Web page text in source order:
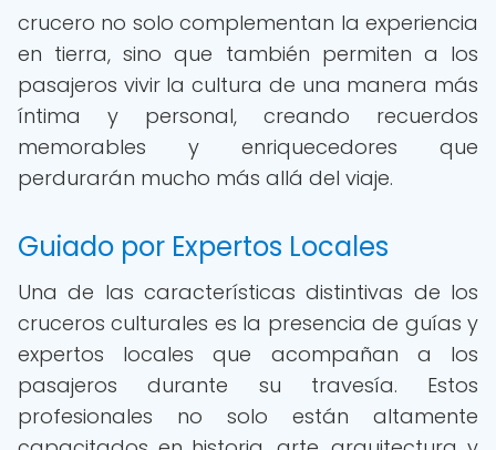
crucero no solo complementan la experiencia
en tierra, sino que también permiten a los
pasajeros vivir la cultura de una manera más
íntima y personal, creando recuerdos
memorables y enriquecedores que
perdurarán mucho más allá del viaje.
Guiado por Expertos Locales
Una de las características distintivas de los
cruceros culturales es la presencia de guías y
expertos locales que acompañan a los
pasajeros durante su travesía. Estos
profesionales no solo están altamente